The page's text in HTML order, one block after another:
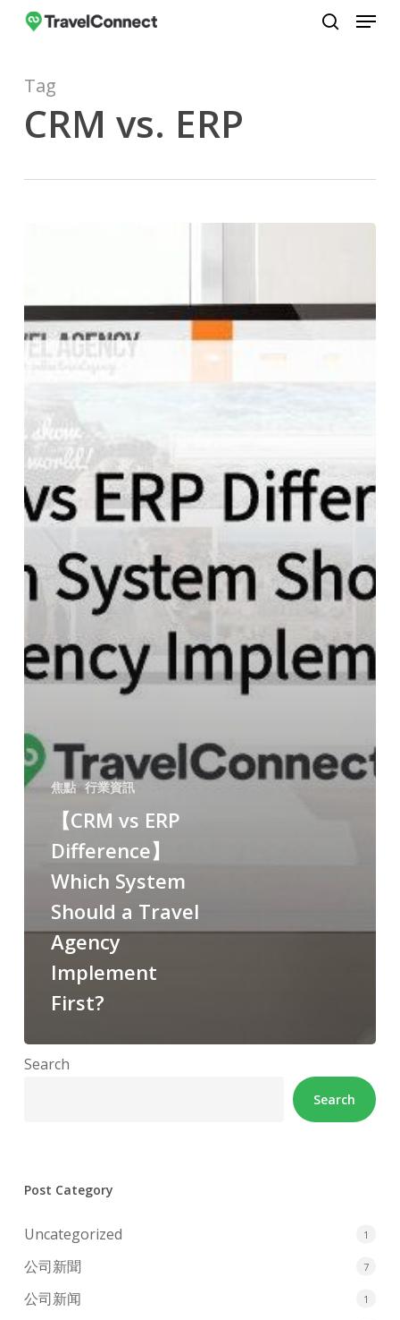
Skip
content
Menu
Tag
CRM vs. ERP
焦點 行業資訊
【CRM vs ERP
Difference】
Which System
Should a Travel
Agency
Implement
First?
Search
Search
Post Category
Uncategorized 1
公司新聞 7
公司新闻 1